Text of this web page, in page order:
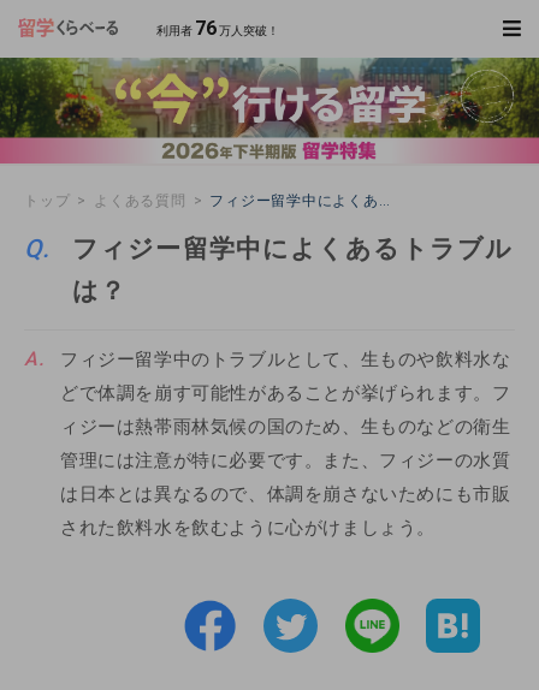
利用者 76万人突破！
トップ よくある質問 フィジー留学中によくあるトラブルは？
フィジー留学中によくあるトラブル
は？
フィジー留学中のトラブルとして、生ものや飲料水な
どで体調を崩す可能性があることが挙げられます。フ
ィジーは熱帯雨林気候の国のため、生ものなどの衛生
管理には注意が特に必要です。また、フィジーの水質
は日本とは異なるので、体調を崩さないためにも市販
された飲料水を飲むように心がけましょう。